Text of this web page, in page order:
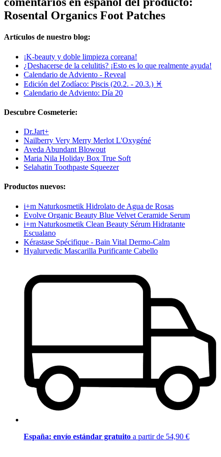
Rosental Organics Foot Patches
Artículos de nuestro blog:
¡K-beauty y doble limpieza coreana!
¿Deshacerse de la celulitis? ¡Esto es lo que realmente ayuda!
Calendario de Adviento - Reveal
Edición del Zodíaco: Piscis (20.2. - 20.3.) ♓
Calendario de Adviento: Día 20
Descubre Cosmeterie:
Dr.Jart+
Nailberry Very Merry Merlot L'Oxygéné
Aveda Abundant Blowout
Maria Nila Holiday Box True Soft
Selahatin Toothpaste Squeezer
Productos nuevos:
i+m Naturkosmetik Hidrolato de Agua de Rosas
Evolve Organic Beauty Blue Velvet Ceramide Serum
i+m Naturkosmetik Clean Beauty Sérum Hidratante
Escualano
Kérastase Spécifique - Bain Vital Dermo-Calm
Hyalurvedic Mascarilla Purificante Cabello
España: envío estándar gratuito a partir de 54,90 €